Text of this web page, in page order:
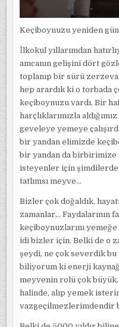
Keçiboynuzu yeniden
İlkokul yıllarımdan
amcanın gelişini dört
toplanıp bir sürü
hep arardık ki o torbada
keçiboynuzu vardı. Bir
harçlıklarımızla
geveleye yemeye
bir yandan elimizde
bir yandan da birbirimize
isteyenler için
tatlımsı meyve…
Bizler çok doğaldık,
zamanlar… Faydalarının
keçiboynuzlarını
idi bizler için. Belki de o
şeydi, ne çok severdik
biliyorum ki enerji
meyvenin rolü çok
halinde, alıp yemek
vazgeçilmezlerimdendir